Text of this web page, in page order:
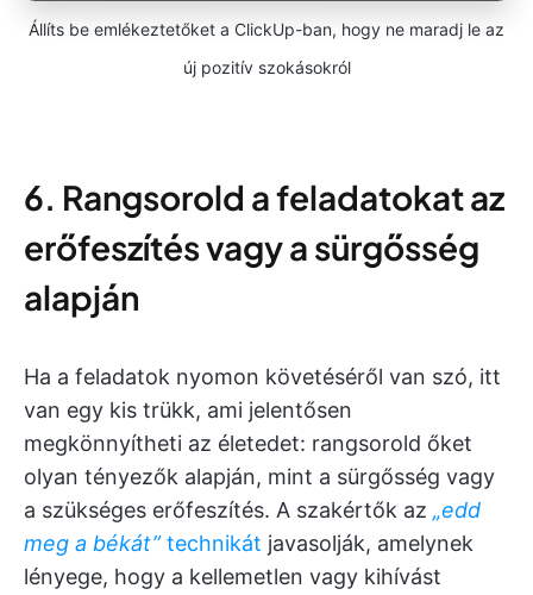
Állíts be emlékeztetőket a ClickUp-ban, hogy ne maradj le az
új pozitív szokásokról
6. Rangsorold a feladatokat az
erőfeszítés vagy a sürgősség
alapján
Ha a feladatok nyomon követéséről van szó, itt
van egy kis trükk, ami jelentősen
megkönnyítheti az életedet: rangsorold őket
olyan tényezők alapján, mint a sürgősség vagy
a szükséges erőfeszítés. A szakértők az „edd
meg a békát” technikát javasolják, amelynek
lényege, hogy a kellemetlen vagy kihívást